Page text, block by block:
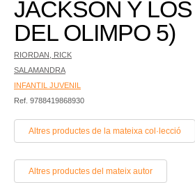
JACKSON Y
DEL OLIMPO 5)
RIORDAN, RICK
SALAMANDRA
INFANTIL JUVENIL
Ref. 9788419868930
Altres productes de la mateixa col·lecció
Altres productes del mateix autor